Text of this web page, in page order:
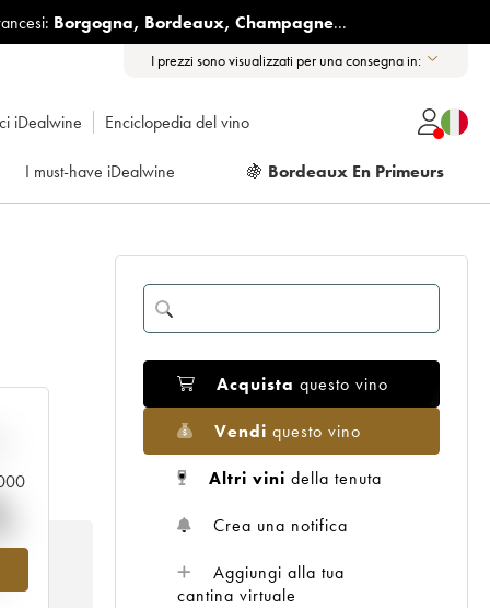
Borgogna, Bordeaux, Champagne...
I prezzi sono visualizzati per una consegna in:
iDealwine Enciclopedia del vino
I must-have iDealwine 🍇 Bordeaux En Primeurs
Acquista questo vino
Vendi questo vino
Altri vini della tenuta
Crea una notifica
Aggiungi alla tua
cantina virtuale